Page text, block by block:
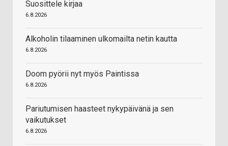
Suosittele kirjaa
6.8.2026
Alkoholin tilaaminen ulkomailta netin kautta
6.8.2026
Doom pyörii nyt myös Paintissa
6.8.2026
Pariutumisen haasteet nykypäivänä ja sen
vaikutukset
6.8.2026